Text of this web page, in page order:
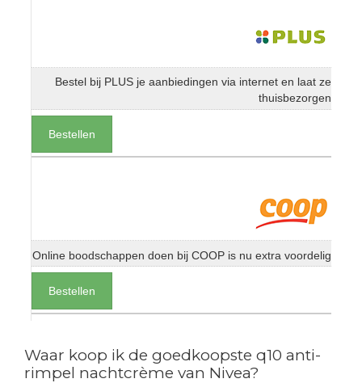
Bestel bij PLUS je aanbiedingen via internet en laat ze
thuisbezorgen
Bestellen
Online boodschappen doen bij COOP is nu extra voordelig
Bestellen
Waar koop ik de goedkoopste q10 anti-
rimpel nachtcrème van Nivea?